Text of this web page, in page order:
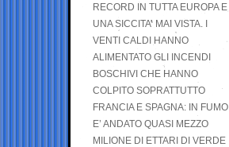
RECORD IN TUTTA EUROPA E
UNA SICCITA’ MAI VISTA. I
VENTI CALDI HANNO
ALIMENTATO GLI INCENDI
BOSCHIVI CHE HANNO
COLPITO SOPRATTUTTO
FRANCIA E SPAGNA: IN FUMO
E’ ANDATO QUASI MEZZO
MILIONE DI ETTARI DI VERDE